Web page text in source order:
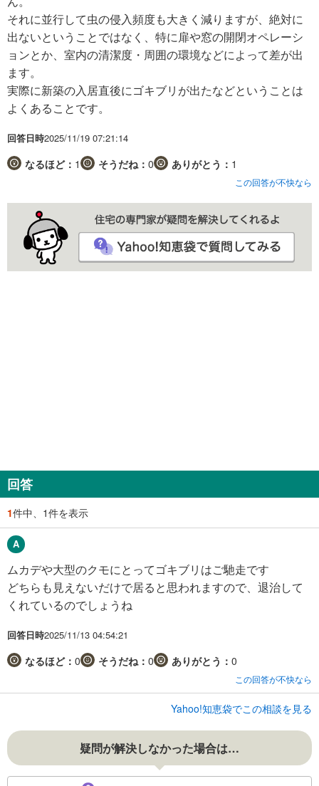
それに並行して虫の侵入頻度も大きく減りますが、絶対に
出ないということではなく、特に扉や窓の開閉オペレーシ
ョンとか、室内の清潔度・周囲の環境などによって差が出
ます。
実際に新築の入居直後にゴキブリが出たなどということは
よくあることです。
回答日時2025/11/19 07:21:14
なるほど： 1 そうだね： 0 ありがとう： 1
この回答が不快なら
回答
1件中、1件を表示
ムカデや大型のクモにとってゴキブリはご馳走です
どちらも見えないだけで居ると思われますので、退治して
くれているのでしょうね
回答日時2025/11/13 04:54:21
なるほど： 0 そうだね： 0 ありがとう： 0
この回答が不快なら
Yahoo!知恵袋でこの相談を見る
疑問が解決しなかった場合は…